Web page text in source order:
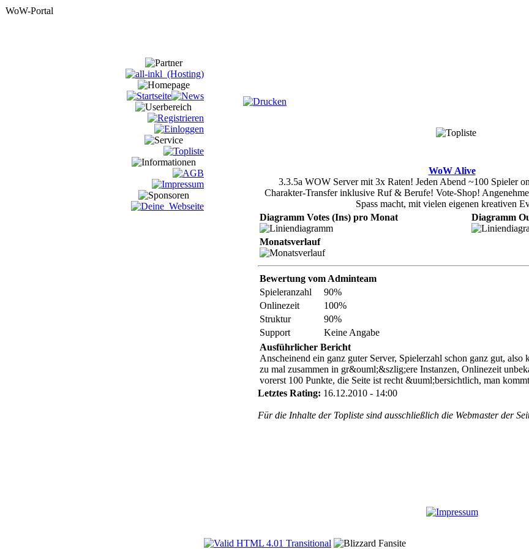
WoW Alive
3.3.5a WOW Server mit 3x Raten! Jeden Abend ~100 Spieler
Charakter-Transfer inklusive Ruf & Berufe! Vote-Shop!
Spass macht, mit vielen eigenen kreativen
Diagramm Votes (Ins) pro Monat
Diagramm
Monatsverlauf
Bewertung vom Adminteam
Spieleranzahl
90%
Onlinezeit
100%
Struktur
90%
Support
Keine Angabe
Ausführlicher Bericht
Anscheinend ein ganz guter Server, Spielerzahl schon ganz gut, also
zu mal zusammen in gr&ouml;&szlig;ere Instanzen, Onlinezeit
vorerst 100 Punkte, die Seite ist recht &uuml;bersichtlich, man
Letztes Rating: 16.12.2010 - 14:00
Für die Inhalte der Topliste sind ausschließlich die Webmaster der